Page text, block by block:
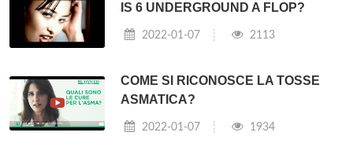
IS 6 UNDERGROUND A FLOP?
2022-01-07 2113
COME SI RICONOSCE LA TOSSE
ASMATICA?
2022-01-07 1934